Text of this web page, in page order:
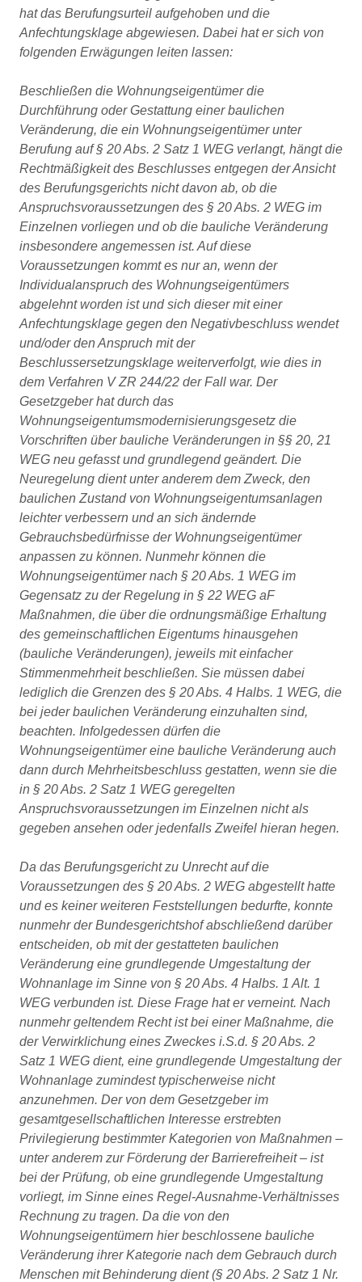
hat das Berufungsurteil aufgehoben und die
Anfechtungsklage abgewiesen. Dabei hat er sich von
folgenden Erwägungen leiten lassen:
Beschließen die Wohnungseigentümer die
Durchführung oder Gestattung einer baulichen
Veränderung, die ein Wohnungseigentümer unter
Berufung auf § 20 Abs. 2 Satz 1 WEG verlangt, hängt die
Rechtmäßigkeit des Beschlusses entgegen der Ansicht
des Berufungsgerichts nicht davon ab, ob die
Anspruchsvoraussetzungen des § 20 Abs. 2 WEG im
Einzelnen vorliegen und ob die bauliche Veränderung
insbesondere angemessen ist. Auf diese
Voraussetzungen kommt es nur an, wenn der
Individualanspruch des Wohnungseigentümers
abgelehnt worden ist und sich dieser mit einer
Anfechtungsklage gegen den Negativbeschluss wendet
und/oder den Anspruch mit der
Beschlussersetzungsklage weiterverfolgt, wie dies in
dem Verfahren V ZR 244/22 der Fall war. Der
Gesetzgeber hat durch das
Wohnungseigentumsmodernisierungsgesetz die
Vorschriften über bauliche Veränderungen in §§ 20, 21
WEG neu gefasst und grundlegend geändert. Die
Neuregelung dient unter anderem dem Zweck, den
baulichen Zustand von Wohnungseigentumsanlagen
leichter verbessern und an sich ändernde
Gebrauchsbedürfnisse der Wohnungseigentümer
anpassen zu können. Nunmehr können die
Wohnungseigentümer nach § 20 Abs. 1 WEG im
Gegensatz zu der Regelung in § 22 WEG aF
Maßnahmen, die über die ordnungsmäßige Erhaltung
des gemeinschaftlichen Eigentums hinausgehen
(bauliche Veränderungen), jeweils mit einfacher
Stimmenmehrheit beschließen. Sie müssen dabei
lediglich die Grenzen des § 20 Abs. 4 Halbs. 1 WEG, die
bei jeder baulichen Veränderung einzuhalten sind,
beachten. Infolgedessen dürfen die
Wohnungseigentümer eine bauliche Veränderung auch
dann durch Mehrheitsbeschluss gestatten, wenn sie die
in § 20 Abs. 2 Satz 1 WEG geregelten
Anspruchsvoraussetzungen im Einzelnen nicht als
gegeben ansehen oder jedenfalls Zweifel hieran hegen.
Da das Berufungsgericht zu Unrecht auf die
Voraussetzungen des § 20 Abs. 2 WEG abgestellt hatte
und es keiner weiteren Feststellungen bedurfte, konnte
nunmehr der Bundesgerichtshof abschließend darüber
entscheiden, ob mit der gestatteten baulichen
Veränderung eine grundlegende Umgestaltung der
Wohnanlage im Sinne von § 20 Abs. 4 Halbs. 1 Alt. 1
WEG verbunden ist. Diese Frage hat er verneint. Nach
nunmehr geltendem Recht ist bei einer Maßnahme, die
der Verwirklichung eines Zweckes i.S.d. § 20 Abs. 2
Satz 1 WEG dient, eine grundlegende Umgestaltung der
Wohnanlage zumindest typischerweise nicht
anzunehmen. Der von dem Gesetzgeber im
gesamtgesellschaftlichen Interesse erstrebten
Privilegierung bestimmter Kategorien von Maßnahmen –
unter anderem zur Förderung der Barrierefreiheit – ist
bei der Prüfung, ob eine grundlegende Umgestaltung
vorliegt, im Sinne eines Regel-Ausnahme-Verhältnisses
Rechnung zu tragen. Da die von den
Wohnungseigentümern hier beschlossene bauliche
Veränderung ihrer Kategorie nach dem Gebrauch durch
Menschen mit Behinderung dient (§ 20 Abs. 2 Satz 1 Nr.